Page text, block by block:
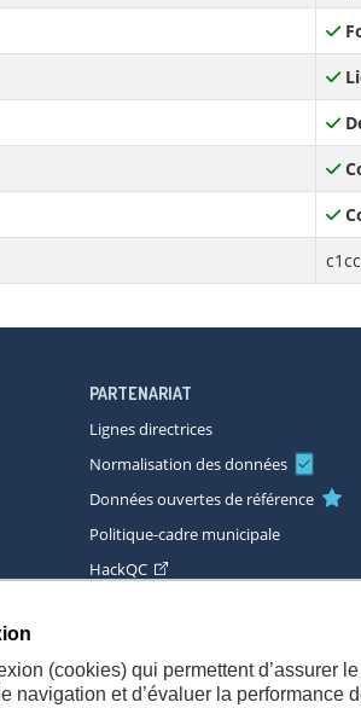
(cookies) qui permettent d’assurer
navigation et d’évaluer la performance
PARTENARIAT
Lignes directrices
Normalisation des données
Données ouvertes de référence
Politique-cadre municipale
HackQC
Accessibilité Plan du site Consignes